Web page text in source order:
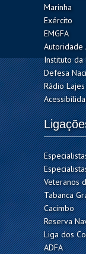
Marinha
Exército
EMGFA
Autoridade
Instituto da
Defesa
Rádio
Veteranos
Tabanca
Cacimbo
Reserva
Liga dos
ADFA